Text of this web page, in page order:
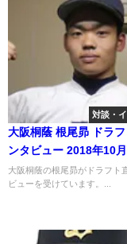
対談・
大阪桐蔭 根尾昴 ドラ
ンタビュー 2018年10
大阪桐蔭の根尾昴がドラフト
ビューを受けています。...